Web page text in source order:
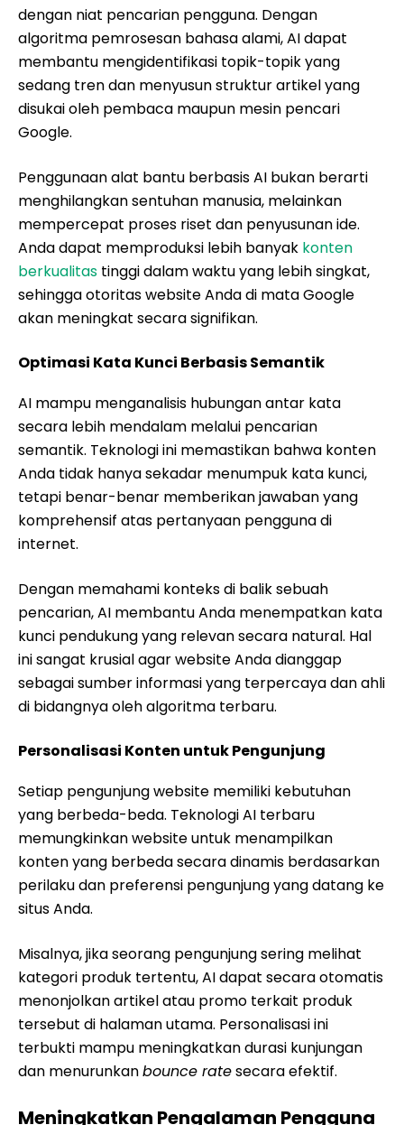
dengan niat pencarian pengguna. Dengan
algoritma pemrosesan bahasa alami, AI dapat
membantu mengidentifikasi topik-topik yang
sedang tren dan menyusun struktur artikel yang
disukai oleh pembaca maupun mesin pencari
Google.
Penggunaan alat bantu berbasis AI bukan berarti
menghilangkan sentuhan manusia, melainkan
mempercepat proses riset dan penyusunan ide.
Anda dapat memproduksi lebih banyak konten
berkualitas tinggi dalam waktu yang lebih singkat,
sehingga otoritas website Anda di mata Google
akan meningkat secara signifikan.
Optimasi Kata Kunci Berbasis Semantik
AI mampu menganalisis hubungan antar kata
secara lebih mendalam melalui pencarian
semantik. Teknologi ini memastikan bahwa konten
Anda tidak hanya sekadar menumpuk kata kunci,
tetapi benar-benar memberikan jawaban yang
komprehensif atas pertanyaan pengguna di
internet.
Dengan memahami konteks di balik sebuah
pencarian, AI membantu Anda menempatkan kata
kunci pendukung yang relevan secara natural. Hal
ini sangat krusial agar website Anda dianggap
sebagai sumber informasi yang terpercaya dan ahli
di bidangnya oleh algoritma terbaru.
Personalisasi Konten untuk Pengunjung
Setiap pengunjung website memiliki kebutuhan
yang berbeda-beda. Teknologi AI terbaru
memungkinkan website untuk menampilkan
konten yang berbeda secara dinamis berdasarkan
perilaku dan preferensi pengunjung yang datang ke
situs Anda.
Misalnya, jika seorang pengunjung sering melihat
kategori produk tertentu, AI dapat secara otomatis
menonjolkan artikel atau promo terkait produk
tersebut di halaman utama. Personalisasi ini
terbukti mampu meningkatkan durasi kunjungan
dan menurunkanbounce ratesecara efektif.
Meningkatkan Pengalaman Pengguna